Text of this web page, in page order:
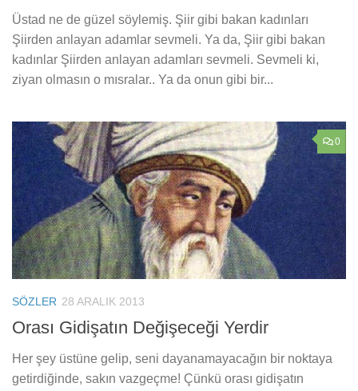
Üstad ne de güzel söylemiş. Şiir gibi bakan kadınları
Şiirden anlayan adamlar sevmeli. Ya da, Şiir gibi bakan
kadınlar Şiirden anlayan adamları sevmeli. Sevmeli ki,
ziyan olmasın o mısralar.. Ya da onun gibi bir...
0
SÖZLER 28 ARALIK 2013
Orası Gidişatın Değişeceği Yerdir
Her şey üstüne gelip, seni dayanamayacağın bir noktaya
getirdiğinde, sakın vazgeçme! Çünkü orası gidişatın